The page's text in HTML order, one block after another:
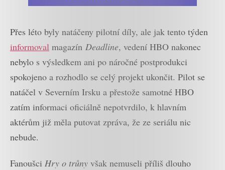
Přes léto byly natáčeny pilotní díly, ale jak tento týden
informoval magazín Deadline, vedení HBO nakonec
nebylo s výsledkem ani po náročné postprodukci
spokojeno a rozhodlo se celý projekt ukončit. Pilot se
natáčel v Severním Irsku a přestože samotné HBO
zatím informaci oficiálně nepotvrdilo, k hlavním
aktérům již měla putovat zpráva, že ze seriálu nic
nebude.
Fanoušci Hry o trůny však nemuseli příliš dlouho